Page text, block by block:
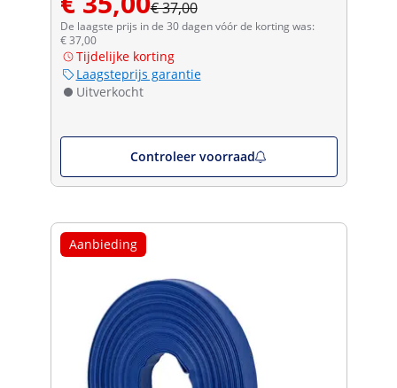
€ 37,00
De laagste prijs in de 30 dagen vóór de korting was:
€ 37,00
Tijdelijke korting
Laagsteprijs garantie
Uitverkocht
Controleer voorraad
Aanbieding